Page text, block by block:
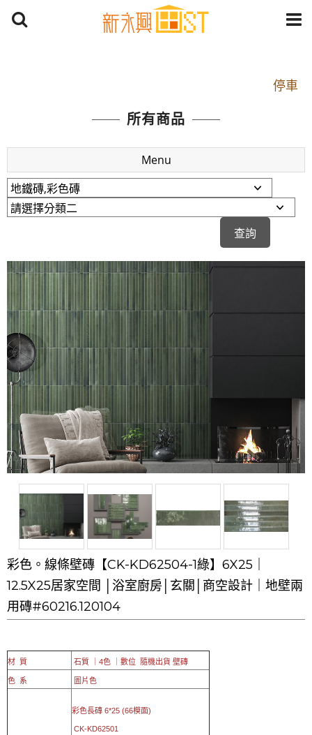
停車
捷運： 中和線【頂溪站 2 號出口】往中山路1段139
原Line已滿 無法加Line好友 請親愛的客戶加入
LINE官方帳號@a0975005573
開車：中山路1段 到永平路路口(樂華夜市口)門口可
停車
捷運： 中和線【頂溪站 2 號出口】往中山路1段139
號約10分鐘
原Line已滿 無法加Line好友 請親愛的客戶加入
LINE官方帳號@a0975005573
所有商品
Menu
彩色。線條壁磚【CK-KD62504-1綠】6X25｜
12.5X25居家空間 │浴室廚房│玄關│商空設計｜地壁兩
用磚#60216.120104
材 質 石質 ｜4色 ｜數位 隨機出貨 壁磚
色 系 圖片色
彩色長磚 6*25 (66模面)
CK-KD62501